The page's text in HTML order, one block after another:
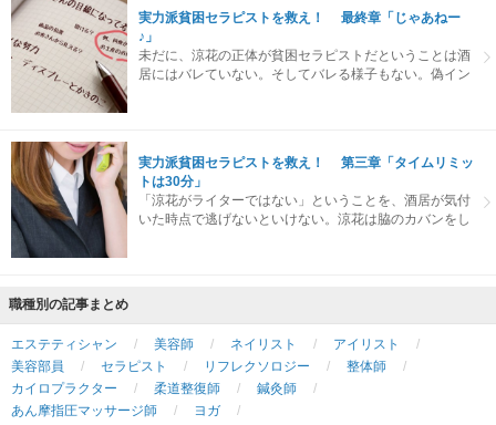
実力派貧困セラピストを救え！ 最終章「じゃあねー
♪」
未だに、涼花の正体が貧困セラピストだということは酒
居にはバレていない。そしてバレる様子もない。偽イン
実力派貧困セラピストを救え！ 第三章「タイムリミッ
トは30分」
「涼花がライターではない」ということを、酒居が気付
いた時点で逃げないといけない。涼花は脇のカバンをし
職種別の記事まとめ
エステティシャン 美容師 ネイリスト
アイリスト
美容部員
セラピスト リフレクソロジー
整体師
カイロプラクター
柔道整復師
鍼灸師
あん摩指圧マッサージ師
ヨガ